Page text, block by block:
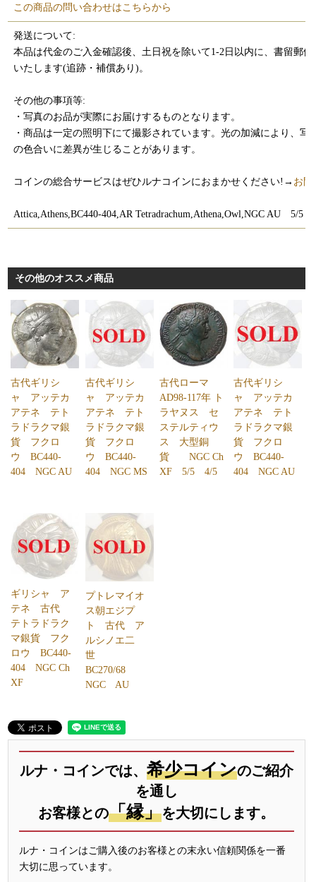
この商品の問い合わせはこちらから
発送について:
本品は代金のご入金確認後、土日祝を除いて1-2日以内に、書留郵便
いたします(追跡・補償あり)。
その他の事項等:
・写真のお品が実際にお届けするものとなります。
・商品は一定の照明下にて撮影されています。光の加減により、写
の色合いに差異が生じることがあります。
コインの総合サービスはぜひルナコインにおまかせください!→ お問
Attica,Athens,BC440-404,AR Tetradrachum,Athena,Owl,NGC AU 5/5
その他のオススメ商品
古代ギリシ
ャ アッテカ
アテネ テト
ラドラクマ銀
貨 フクロ
ウ BC440-
404 NGC AU
古代ギリシ
ャ アッテカ
アテネ テト
ラドラクマ銀
貨 フクロ
ウ BC440-
404 NGC MS
古代ローマ
AD98-117年 ト
ラヤヌス セ
ステルティウ
ス 大型銅
貨 NGC Ch
XF 5/5 4/5
古代ギリシ
ャ アッテカ
アテネ テト
ラドラクマ銀
貨 フクロ
ウ BC440-
404 NGC AU
ギリシャ ア
テネ 古代
テトラドラク
マ銀貨 フク
ロウ BC440-
404 NGC Ch
XF
プトレマイオ
ス朝エジプ
ト 古代 ア
ルシノエ二
世
BC270/68
NGC AU
ルナ・コインでは、 希少コインのご紹介
を通し
お客様との「縁」を大切にします。
ルナ・コインはご購入後のお客様との末永い信頼関係を一番
大切に思っています。